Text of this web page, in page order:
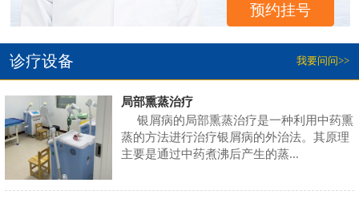
预约挂号
诊疗设备 我要问问>>
局部熏蒸治疗
银屑病的局部熏蒸治疗是一种利用中药熏
蒸的方法进行治疗银屑病的外治法。其原理
主要是通过中药煮沸后产生的蒸...